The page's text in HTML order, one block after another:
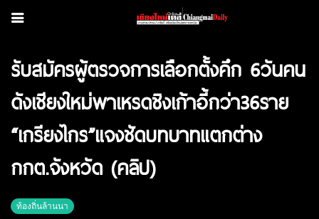
รับสมัครผู้ตรวจการเลือกตั้งคึก 6วันคน
ดังเชียงใหม่พาเหรดชิงเก้าอี้กว่า36ราย
“เกรียงไกร”แจงชัดบทบาทแตกต่าง
กกต.จังหวัด (คลิป)
ท้องถิ่นล้านนา